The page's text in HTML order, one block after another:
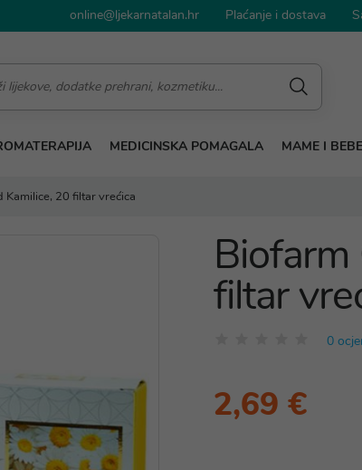
online@ljekarnatalan.hr Plaćanje i dostava
MEDICINSKA POMAGALA MAME I BEBE
Kamilice, 20 filtar vrećica
Biofarm
filtar
0
2,69 €